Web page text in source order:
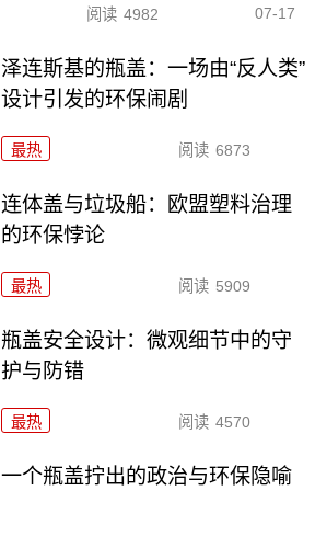
阅读 4982 07-17
泽连斯基的瓶盖：一场由“反人类”
设计引发的环保闹剧
最热 阅读 6873
连体盖与垃圾船：欧盟塑料治理
的环保悖论
最热 阅读 5909
瓶盖安全设计：微观细节中的守
护与防错
最热 阅读 4570
一个瓶盖拧出的政治与环保隐喻